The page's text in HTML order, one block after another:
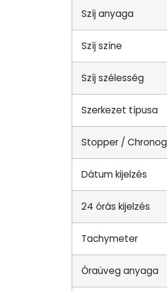
Szíj anyaga
Szíj színe
Szíj szélesség
Szerkezet típusa
Stopper /
Dátum kijelzés
24 órás kijelzés
Tachymeter
Óraüveg anyaga